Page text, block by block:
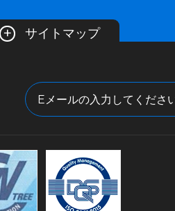
+ サイトマップ